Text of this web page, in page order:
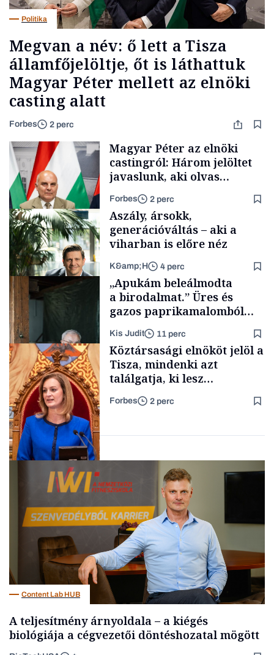
Politika
Megvan a név: ő lett a Tisza
államfőjelöltje, őt is láthattuk
Magyar Péter mellett az elnöki
casting alatt
Forbes 2 perc
Politika
Magyar Péter az elnöki
castingról: Három jelöltet
javaslunk, aki olvas
híreket, nem fog
meglepődni
Forbes 2 perc
TÁMOGATÓI
TARTALOM
Aszály, ársokk,
generációváltás – aki a
viharban is előre néz
K&amp;H 4 perc
Családi
vállalkozások
„Apukám beleálmodta
a birodalmat.” Üres és
gazos paprikamalomból
lett az igazi családi
fűszersztori
Kis Judit 11 perc
Köztársasági elnököt jelöl a
Tisza, mindenki azt
találgatja, ki lesz
szombaton a befutó –
soroljuk az eddig felmerült
Forbes 2 perc
Content Lab HUB
A teljesítmény árnyoldala – a kiégés
biológiája a cégvezetői döntéshozatal mögött